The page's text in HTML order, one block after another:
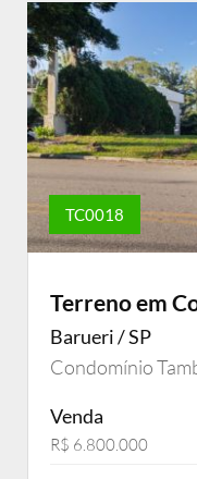
TC0018
Terreno em
Barueri / SP
Condomínio
Venda
R$ 6.800.000